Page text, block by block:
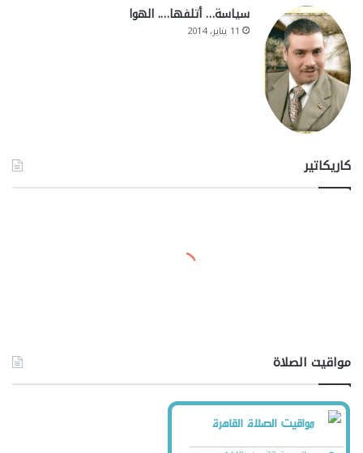
سياسة… أتلفها…. الهوا
11 يناير، 2014
كاريكاتير
مواقيت الصلاة